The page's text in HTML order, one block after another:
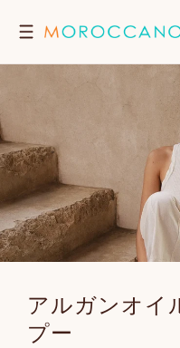
ツ
む
アルガンオイ
プー